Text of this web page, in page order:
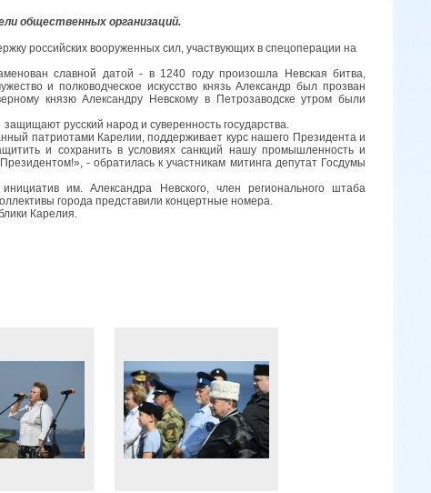
общественных организаций.
российских вооруженных сил, участвующих в спецоперации на
славной датой - в 1240 году произошла Невская битва,
и полководческое искусство князь Александр был прозван
князю Александру Невскому в Петрозаводске утром были
русский народ и суверенность государства.
патриотами Карелии, поддерживает курс нашего Президента и
и сохранить в условиях санкций нашу промышленность и
- обратилась к участникам митинга депутат Госдумы
им. Александра Невского,
член регионального штаба
города представили концертные номера.
Карелия.